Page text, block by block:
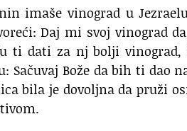
imaše vinograd u
Daj mi svoj vinograd
ti dati za nj bolji
Sačuvaj Bože da bih ti dao
bila je dovoljna da pruži